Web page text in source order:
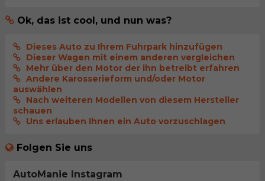
Ok, das ist cool, und nun was?
Dieses Auto zu Ihrem Fuhrpark hinzufügen
Dieser Wagen mit einem anderen vergleichen
Mehr über den Motor der ihn betreibt erfahren
Andere Karosserieform und/oder Motor
auswählen
Nach weiteren Modellen von diesem Hersteller
schauen
Uns erlauben Ihnen ein Auto vorzuschlagen
Folgen Sie uns
AutoManie Instagram